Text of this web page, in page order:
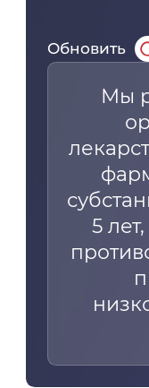
Обновить
Мы
5